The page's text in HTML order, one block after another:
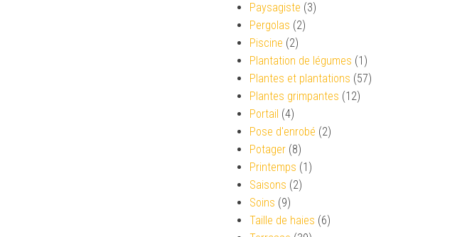
Paysagiste (3)
Pergolas (2)
Piscine (2)
Plantation de légumes (1)
Plantes et plantations (57)
Plantes grimpantes (12)
Portail (4)
Pose d'enrobé (2)
Potager (8)
Printemps (1)
Saisons (2)
Soins (9)
Taille de haies (6)